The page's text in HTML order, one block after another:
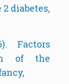
diabetes,
Factors
of the